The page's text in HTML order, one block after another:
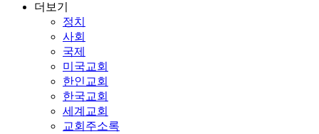
더보기
정치
사회
국제
미국교회
한인교회
한국교회
세계교회
교회주소록